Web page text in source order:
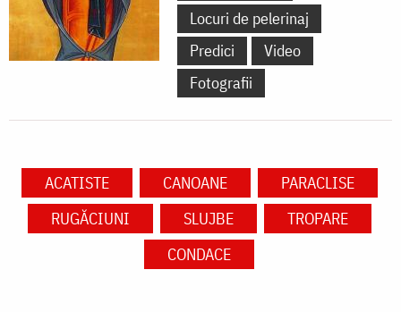
Locuri de pelerinaj
Predici
Video
Fotografii
ACATISTE CANOANE
PARACLISE
RUGĂCIUNI
SLUJBE
TROPARE
CONDACE